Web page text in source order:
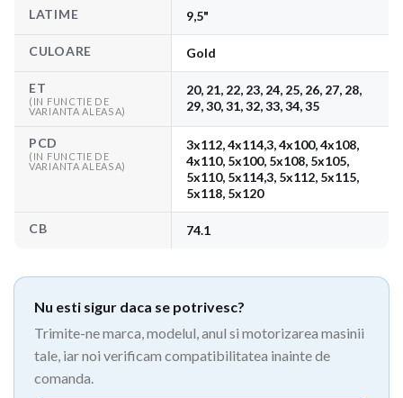
LATIME 9,5"
CULOARE Gold
ET
(IN FUNCTIE DE
VARIANTA ALEASA)
20, 21, 22, 23, 24, 25, 26, 27, 28,
29, 30, 31, 32, 33, 34, 35
PCD
(IN FUNCTIE DE
VARIANTA ALEASA)
3x112, 4x114,3, 4x100, 4x108,
4x110, 5x100, 5x108, 5x105,
5x110, 5x114,3, 5x112, 5x115,
5x118, 5x120
CB 74.1
Nu esti sigur daca se potrivesc?
Trimite-ne marca, modelul, anul si motorizarea masinii
tale, iar noi verificam compatibilitatea inainte de
comanda.